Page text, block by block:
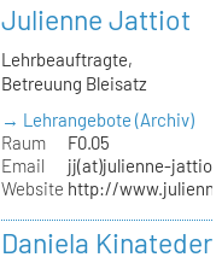
Julienne Jattiot
Lehrbeauftragte,
Betreuung Bleisatz
→ Lehrangebote (Archiv)
Raum
F0.05
Email
jj(at)julienne-
Website http://
Daniela Kinateder